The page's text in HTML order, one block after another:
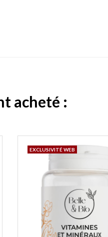
acheté :
EXCLUSIVITÉ WEB